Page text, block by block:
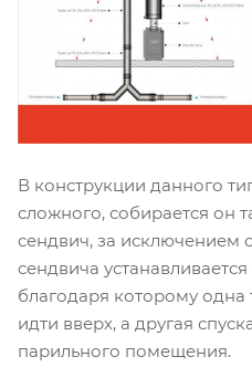
В конструкции данного
сложного, собирается он
сендвич, за исключением
сендвича
благодаря которому
идти вверх, а другая
парильного помещения.